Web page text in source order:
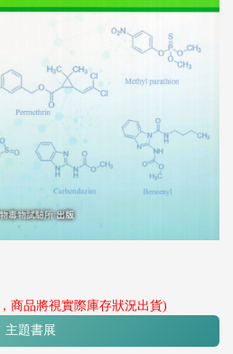
商品將視實際庫存狀況出貨)
主題書展